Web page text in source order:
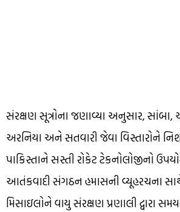
સંરક્ષણ સૂત્રોના જણાવ્યા અનુસાર,
અરનિયા અને સતવારી જેવા વિસ્તારોને
પાકિસ્તાને સસ્તી રોકેટ ટેકનોલોજીનો
આતંકવાદી સંગઠન હમાસની વ્યૂહરચના
મિસાઇલોને વાયુ સંરક્ષણ પ્રણાલી દ્વારા